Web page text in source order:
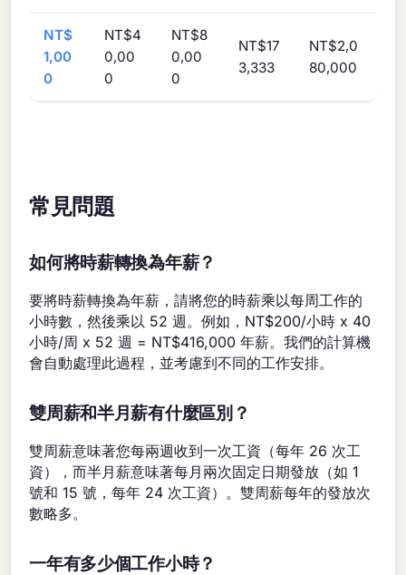
NT$
1,00
0
NT$4
0,00
0
NT$8
0,00
0
NT$17
3,333
NT$2,0
80,000
常見問題
如何將時薪轉換為年薪？
要將時薪轉換為年薪，請將您的時薪乘以每周工作的
小時數，然後乘以 52 週。例如，NT$200/小時 x 40
小時/周 x 52 週 = NT$416,000 年薪。我們的計算機
會自動處理此過程，並考慮到不同的工作安排。
雙周薪和半月薪有什麼區別？
雙周薪意味著您每兩週收到一次工資（每年 26 次工
資），而半月薪意味著每月兩次固定日期發放（如 1
號和 15 號，每年 24 次工資）。雙周薪每年的發放次
數略多。
一年有多少個工作小時？